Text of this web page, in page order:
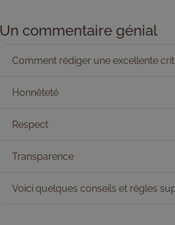
Un commentaire génial
Comment rédiger une excellente
Honnêteté
Respect
Transparence
Voici quelques conseils et règles